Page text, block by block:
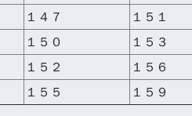
１４７ １５１
１５０ １５３
１５２ １５６
１５５ １５９